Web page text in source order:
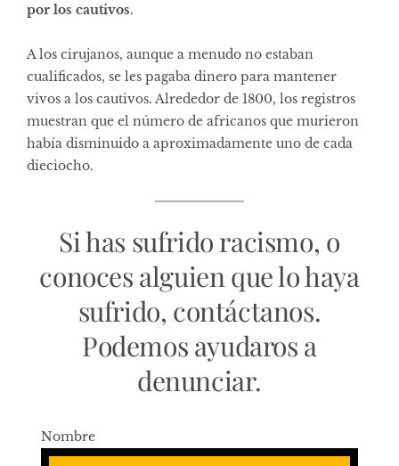
por los cautivos.
A los cirujanos, aunque a menudo no estaban
cualificados, se les pagaba dinero para mantener
vivos a los cautivos. Alrededor de 1800, los registros
muestran que el número de africanos que murieron
había disminuido a aproximadamente uno de cada
dieciocho.
Si has sufrido racismo, o
conoces alguien que lo haya
sufrido, contáctanos.
Podemos ayudaros a
denunciar.
Nombre